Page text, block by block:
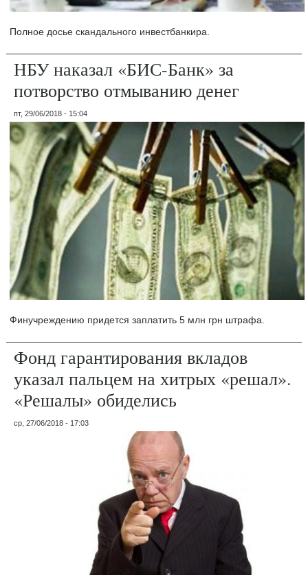
Полное досье скандального инвестбанкира.
НБУ наказал «БИС-Банк» за
потворство отмыванию денег
пт, 29/06/2018 - 15:04
Финучреждению придется заплатить 5 млн грн штрафа.
Фонд гарантирования вкладов
указал пальцем на хитрых «решал».
«Решалы» обиделись
ср, 27/06/2018 - 17:03